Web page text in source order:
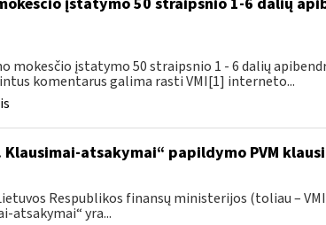
mokesčio įstatymo 50 straipsnio 1 - 6 dalių
komentarus galima rasti VMI[1] interneto...
Klausimai-atsakymai“ papildymo PVM
Respublikos finansų ministerijos (toliau –
atsakymai“ yra...